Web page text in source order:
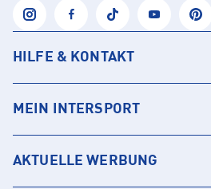
HILFE & KONTAKT
MEIN INTERSPORT
AKTUELLE WERBUNG